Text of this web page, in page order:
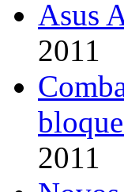
Asus
2011
2011